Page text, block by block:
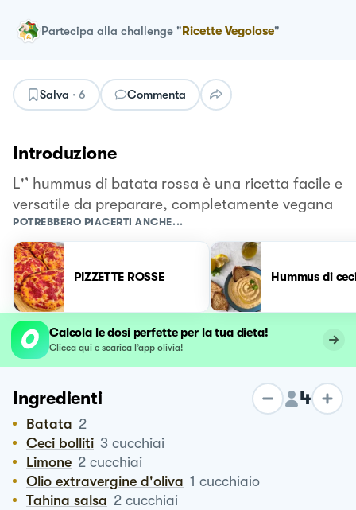
Partecipa alla challenge "Ricette Vegolose"
Salva · 6 Commenta
Introduzione
L'’ hummus di batata rossa è una ricetta facile e
versatile da preparare, completamente vegana
POTREBBERO PIACERTI ANCHE...
PIZZETTE ROSSE Hummus di
Calcola le dosi perfette per la tua dieta!
Clicca qui e scarica l’app olivia!
Ingredienti 4
Batata 2
Ceci bolliti 3 cucchiai
Limone 2 cucchiai
Olio extravergine d'oliva 1 cucchiaio
Tahina salsa 2 cucchiai